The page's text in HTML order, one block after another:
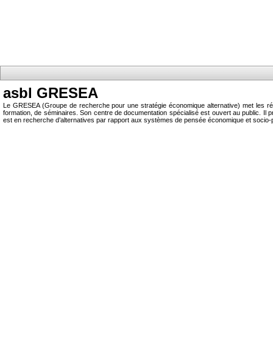
asbl GRESEA
Le GRESEA (Groupe de recherche pour une stratégie économique alternative) met les
formation, de séminaires. Son centre de documentation spécialisé est ouvert au public.
est en recherche d’alternatives par rapport aux systèmes de pensée économique et socio-